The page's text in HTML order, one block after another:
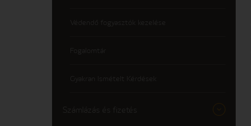
Védendő fogyasztók kezelése
Fogalomtár
Gyakran Ismételt Kérdések
Számlázás és fizetés